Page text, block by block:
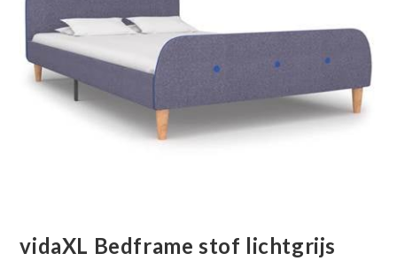
vidaXL Bedframe stof lichtgrijs